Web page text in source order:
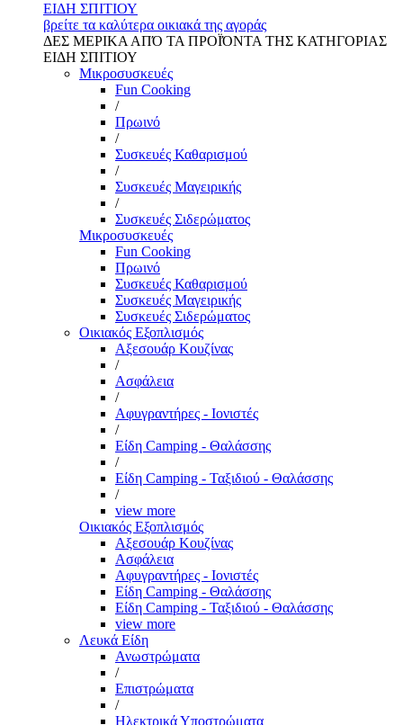
ΕΙΔΗ ΣΠΙΤΙΟΥ
βρείτε τα καλύτερα οικιακά της αγοράς
ΔΕΣ ΜΕΡΙΚΑ ΑΠΌ ΤΑ ΠΡΟΪΌΝΤΑ ΤΗΣ ΚΑΤΗΓΟΡΙΑΣ
ΕΙΔΗ ΣΠΙΤΙΟΥ
Μικροσυσκευές
Fun Cooking
/
Πρωινό
/
Συσκευές Καθαρισμού
/
Συσκευές Μαγειρικής
/
Συσκευές Σιδερώματος
Μικροσυσκευές
Fun Cooking
Πρωινό
Συσκευές Καθαρισμού
Συσκευές Μαγειρικής
Συσκευές Σιδερώματος
Οικιακός Εξοπλισμός
Αξεσουάρ Κουζίνας
/
Ασφάλεια
/
Αφυγραντήρες - Ιονιστές
/
Είδη Camping - Θαλάσσης
/
Είδη Camping - Ταξιδιού - Θαλάσσης
/
view more
Οικιακός Εξοπλισμός
Αξεσουάρ Κουζίνας
Ασφάλεια
Αφυγραντήρες - Ιονιστές
Είδη Camping - Θαλάσσης
Είδη Camping - Ταξιδιού - Θαλάσσης
view more
Λευκά Είδη
Ανωστρώματα
/
Επιστρώματα
/
Ηλεκτρικά Υποστρώματα